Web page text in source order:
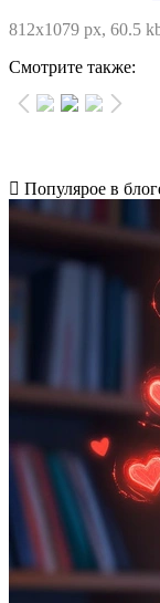
812x1079 px, 60.5
Смотрите также:
Популярое в